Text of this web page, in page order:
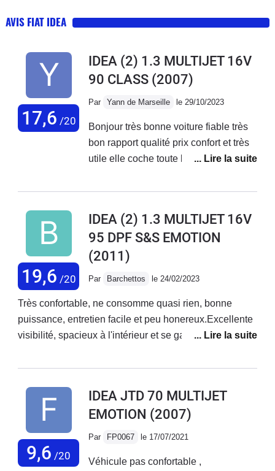
AVIS FIAT IDEA
17,6 /20
IDEA (2) 1.3 MULTIJET 16V
90 CLASS (2007)
Par Yann de Marseille le 29/10/2023
Bonjour très bonne voiture fiable très
bon rapport qualité prix confort et très
utile elle coche toute les case Très
19,6 /20
IDEA (2) 1.3 MULTIJET 16V
95 DPF S&S EMOTION
(2011)
Par Barchettos le 24/02/2023
Très confortable, ne consomme quasi rien, bonne
puissance, entretien facile et peu honereux.Excellente
visibilité, spacieux à l'intérieur et se gare dans un
des voitures "modernes".Je m'en sers tous les jours et
aussi bien en ville que sur autoroute.
9,6 /20
IDEA JTD 70 MULTIJET
EMOTION (2007)
Par FP0067 le 17/07/2021
Véhicule pas confortable ,